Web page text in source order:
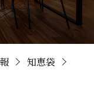
知恵袋